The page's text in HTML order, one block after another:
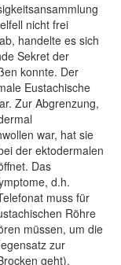
nicht frei
handelte es sich
Sekret der
konnte. Der
Eustachische
Zur Abgrenzung,
war, hat sie
der ektodermalen
Das
d.h.
muss für
Röhre
müssen, um die
zur
geht).